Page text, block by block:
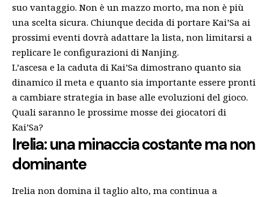
suo vantaggio. Non è un mazzo morto, ma non è più
una scelta sicura. Chiunque decida di portare Kai’Sa ai
prossimi eventi dovrà adattare la lista, non limitarsi a
replicare le configurazioni di Nanjing.
L’ascesa e la caduta di Kai’Sa dimostrano quanto sia
dinamico il meta e quanto sia importante essere pronti
a cambiare strategia in base alle evoluzioni del gioco.
Quali saranno le prossime mosse dei giocatori di
Kai’Sa?
Irelia: una minaccia costante ma non
dominante
Irelia non domina il taglio alto, ma continua a